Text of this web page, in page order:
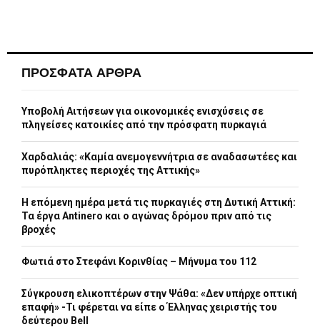
ΠΡΟΣΦΑΤΑ ΑΡΘΡΑ
Υποβολή Αιτήσεων για οικονομικές ενισχύσεις σε
πληγείσες κατοικίες από την πρόσφατη πυρκαγιά
Χαρδαλιάς: «Καμία ανεμογεννήτρια σε αναδασωτέες και
πυρόπληκτες περιοχές της Αττικής»
Η επόμενη ημέρα μετά τις πυρκαγιές στη Δυτική Αττική:
Τα έργα Antinero και ο αγώνας δρόμου πριν από τις
βροχές
Φωτιά στο Στεφάνι Κορινθίας – Μήνυμα του 112
Σύγκρουση ελικοπτέρων στην Ψάθα: «Δεν υπήρχε οπτική
επαφή» -Τι φέρεται να είπε ο Έλληνας χειριστής του
δεύτερου Bell